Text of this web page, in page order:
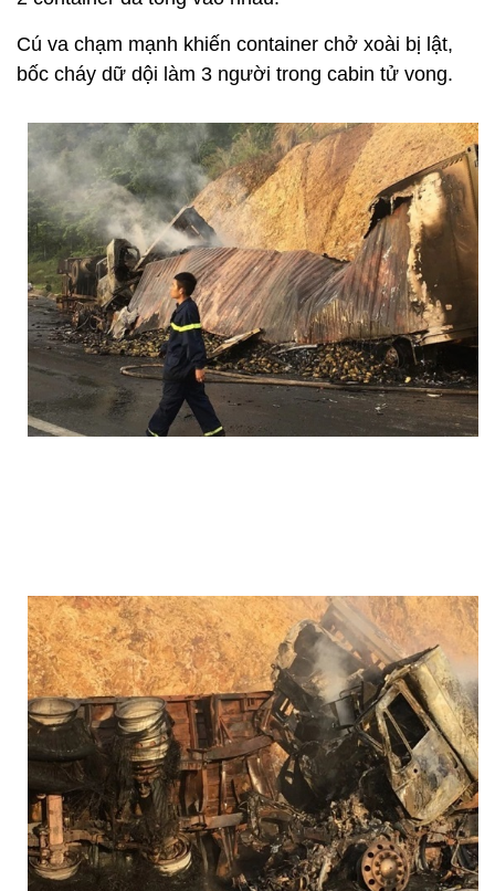
Cú va chạm mạnh khiến container chở xoài bị lật,
bốc cháy dữ dội làm 3 người trong cabin tử vong.